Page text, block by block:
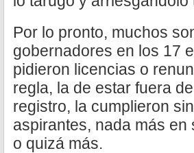
Por lo pronto, muchos
gobernadores en los 17
pidieron licencias o
regla, la de estar fuera
registro, la cumplieron
aspirantes, nada más
o quizá más.